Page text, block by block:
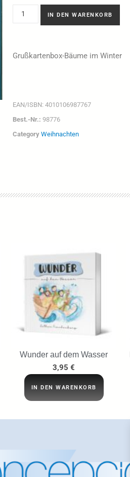
IN DEN WARENKORB
Grußkartenbox-Bäume im Winter
EAN/ISBN: 4010106987767
Best.-Nr.: 98776
Category Weihnachten
Wunder auf dem Wasser
3,95 €
IN DEN WARENKORB